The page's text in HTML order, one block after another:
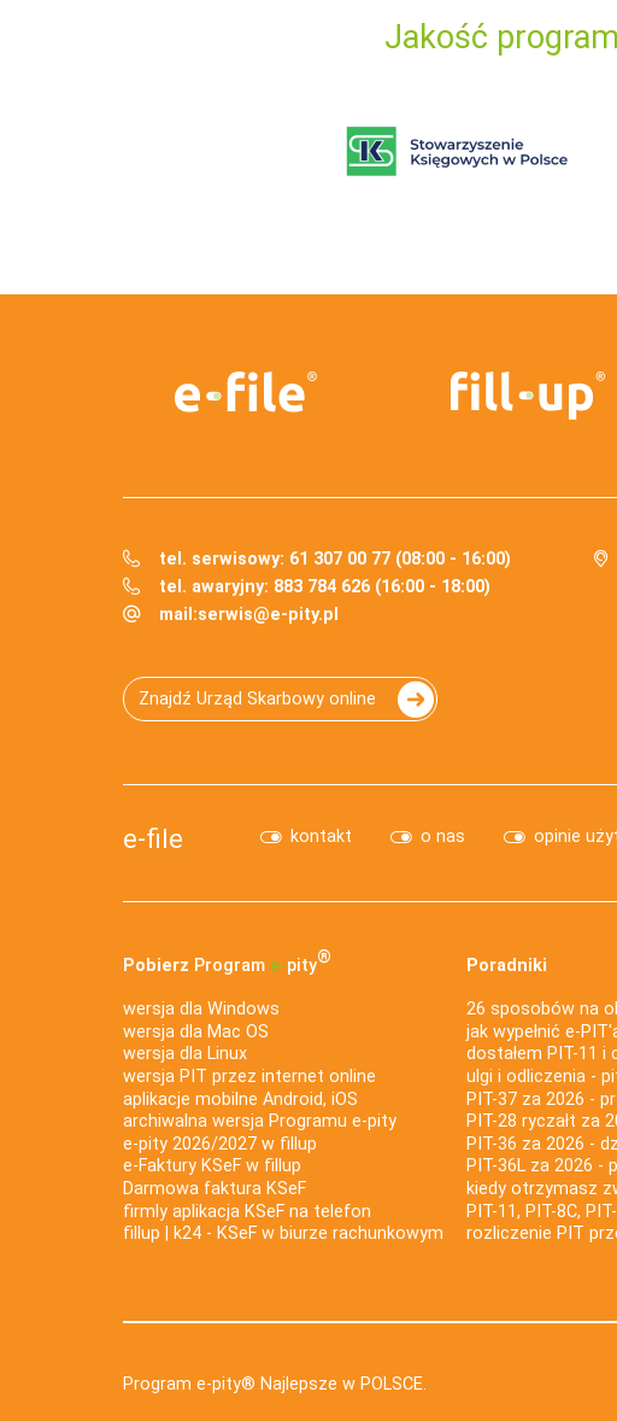
Jakość
tel. serwisowy: 61 307 00 77 (08:00 - 16:00)
tel. awaryjny: 883 784 626 (16:00 - 18:00)
mail:serwis@e-pity.pl
Znajdź Urząd Skarbowy online
e-file kontakt o nas opinie
Pobierz Program e‑pity®
wersja dla Windows
wersja dla Mac OS
wersja dla Linux
wersja PIT przez internet online
aplikacje mobilne Android, iOS
archiwalna wersja Programu e-pity
e-pity 2026/2027 w fillup
e‑Faktury KSeF w fillup
Darmowa faktura KSeF
firmly aplikacja KSeF na telefon
fillup | k24 - KSeF w biurze rachunkowym
Poradniki
26 sposobów na
jak wypełnić e-
dostałem PIT-11 i
ulgi i odliczenia -
PIT-37 za 2026 -
PIT-28 ryczałt za
PIT-36 za 2026 -
PIT-36L za 2026 -
kiedy otrzymasz
PIT-11, PIT-8C,
rozliczenie PIT
Program e-pity® Najlepsze w POLSCE.